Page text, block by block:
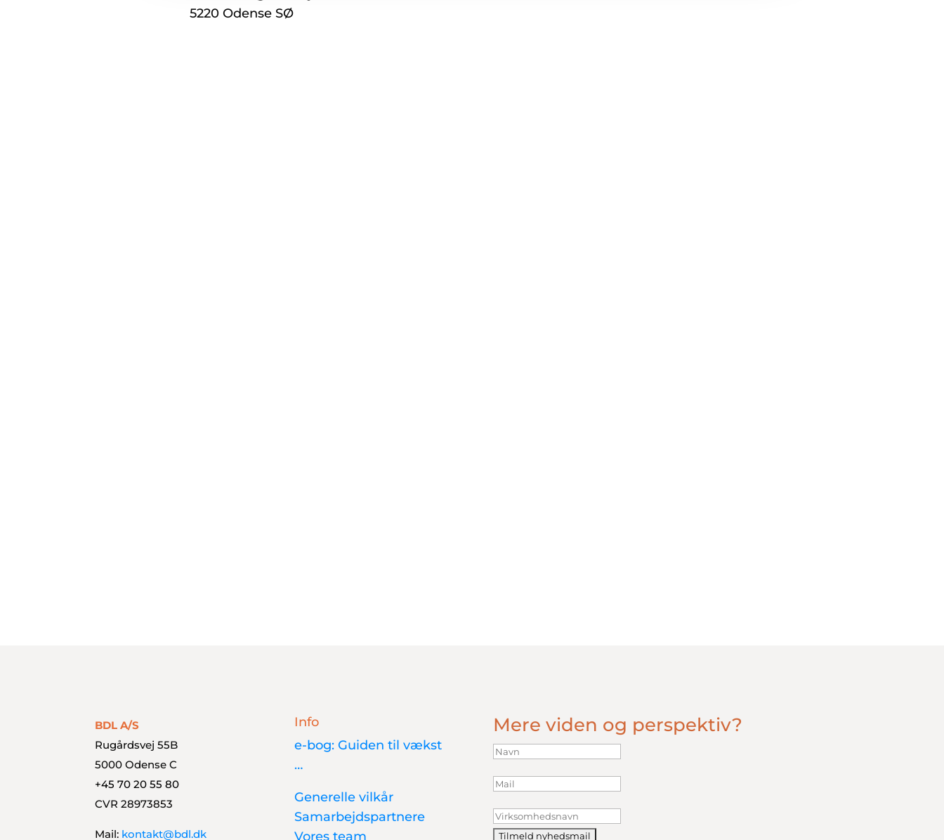
5220 Odense SØ
BDL A/S
Rugårdsvej 55B
5000 Odense C
+45 70 20 55 80
CVR 28973853
Mail: kontakt@bdl.dk
Info
e-bog: Guiden til vækst
…
Generelle vilkår
Samarbejdspartnere
Vores team
Mere viden og perspektiv?